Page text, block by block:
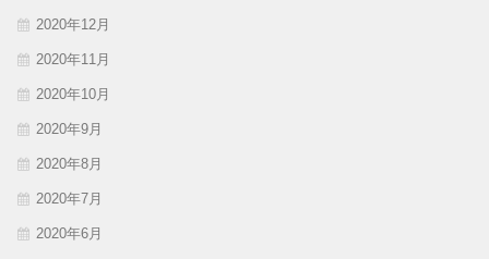
2020年12月
2020年11月
2020年10月
2020年9月
2020年8月
2020年7月
2020年6月